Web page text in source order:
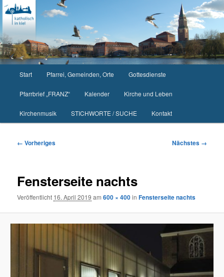
Zum
primären
Inhalt
springen
Start Pfarrei, Gemeinden, Orte Gottesdienste
Pfarrbrief „FRANZ“ Kalender Kirche und Leben
Kirchenmusik STICHWORTE / SUCHE Kontakt
Bilder-
← Vorheriges Nächstes →
Fensterseite nachts
Veröffentlicht 16. April 2019 am600 × 400inFensterseite nachts